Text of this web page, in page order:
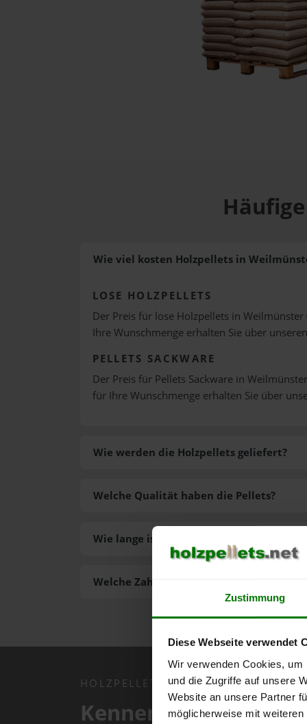
Zustimmung
Diese Webseite verwendet
Wir verwenden Cookies,
und die Zugriffe auf unsere
Website an unsere Partner
möglicherweise mit
Wie viel kosten Holzpellets in
LOSE HOLZPELLETS
Der Preis für lose Holzpellets in
Ihre Wunschmenge erhalten Sie über unseren
PELLETS SACKWARE
Der Preis für Pellets Sackware in
für Ihre Wunschmenge erhalten Sie über
Wie werden die Holzpellets geliefert?
Welche Zahlungsarten gibt es?
Welche Qualität haben die Pellets?
Wie lange ist die Lieferzeit der Pellets?
HOLZPELLETS.NET APP
Kennen Sie schon